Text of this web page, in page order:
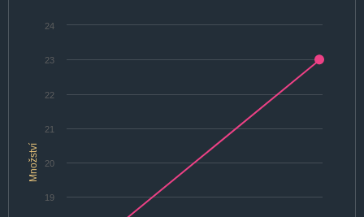
Množství
19
20
21
22
23
24